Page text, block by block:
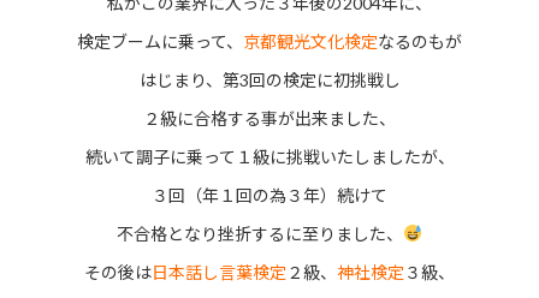
検定ブームに乗って、 京都観光文化検定なるのもが
はじまり、第3回の検定に初挑戦し
２級に合格する事が出来ました、
続いて調子に乗って１級に挑戦いたしましたが、
３回（年１回の為３年）続けて
不合格となり挫折するに至りました、
その後は日本話し言葉検定 ２級、 神社検定 ３級、